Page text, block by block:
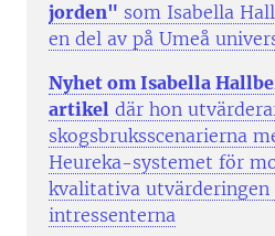
jorden" som Isabella
en del av på Umeå
Nyhet om Isabella
artikel där hon
skogsbruksscenarierna
Heureka-systemet för
kvalitativa utvärderingen
intressenterna